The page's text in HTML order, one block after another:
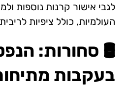
לגבי אישור קרנות נוספות
העולמיות, כולל ציפיות
🛢️ סחורות:
בעקבות